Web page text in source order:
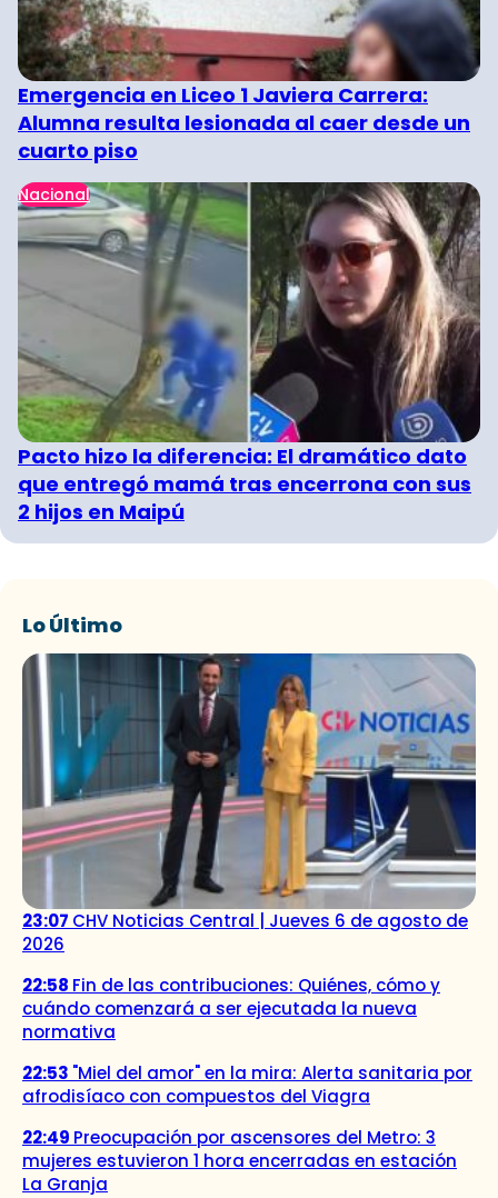
Emergencia en Liceo 1 Javiera Carrera:
Alumna resulta lesionada al caer desde un
cuarto piso
Nacional
Pacto hizo la diferencia: El dramático dato
que entregó mamá tras encerrona con sus
2 hijos en Maipú
Lo Último
23:07 CHV Noticias Central | Jueves 6 de agosto de
2026
22:58 Fin de las contribuciones: Quiénes, cómo y
cuándo comenzará a ser ejecutada la nueva
normativa
22:53 "Miel del amor" en la mira: Alerta sanitaria por
afrodisíaco con compuestos del Viagra
22:49 Preocupación por ascensores del Metro: 3
mujeres estuvieron 1 hora encerradas en estación
La Granja